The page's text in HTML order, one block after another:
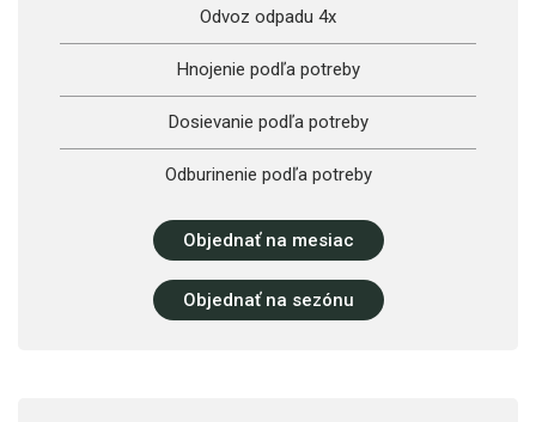
Odvoz odpadu 4x
Hnojenie podľa potreby
Dosievanie podľa potreby
Odburinenie podľa potreby
Objednať na mesiac
Objednať na sezónu